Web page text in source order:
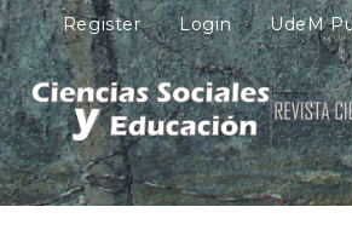
M
a
i
n
N
a
v
i
g
Register Login UdeM